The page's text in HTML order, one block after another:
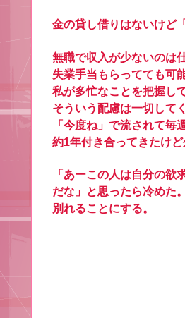
金の貸し借りはないけど
無職で収入が少ないのは
失業手当もらってても可
私が多忙なことを把握し
そういう配慮は一切して
「今度ね」で流されて毎
約1年付き合ってきたけ
「あーこの人は自分の
だな」と思ったら冷めた。
別れることにする。